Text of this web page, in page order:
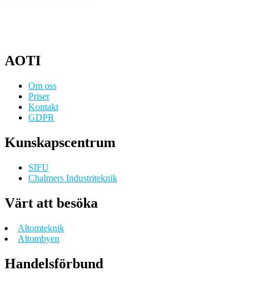
AOTI
Om oss
Priser
Kontakt
GDPR
Kunskapscentrum
SIFU
Chalmers Industriteknik
Värt att besöka
Altomteknik
Altombyen
Handelsförbund